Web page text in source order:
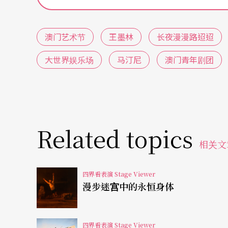
澳门艺术团体「足迹」的《大世界娱乐场》，
郑尹真、王肇阳，舞台设计吴修和、声音设计
度获邀，早从二○一○年开始，他即赴澳门演
个二○○九年才成立、附属于澳门演艺学院戏
剧，澳门市民在观赏原版莎剧的机会也不多
地制作的莎剧。」去年即受邀至澳门演艺学院
澳门艺术节 王墨林
长夜漫漫路迢迢
大世界娱乐场
马汀尼 澳门青年剧团
Related topics 相关
四界看表演 Stage Viewer
漫步迷宫中的永恒身体
四界看表演 Stage Viewer